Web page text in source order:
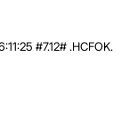
#7.12# .HCFOK.